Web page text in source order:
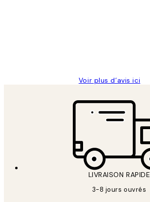
Voir plus d’avis ici
LIVRAISON RAPIDE
3-8 jours ouvrés